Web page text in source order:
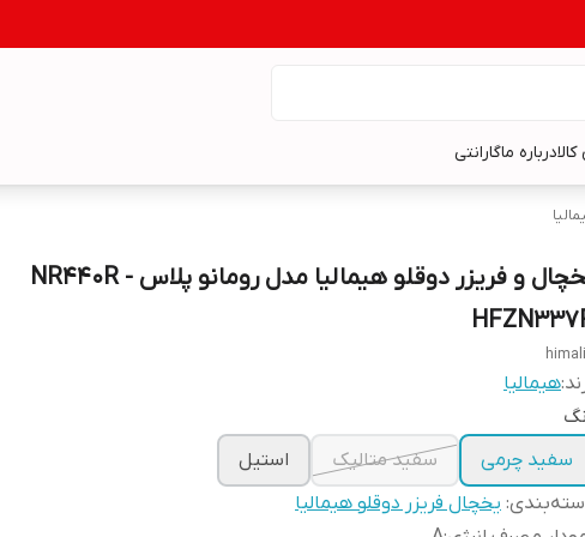
درباره ماگارانتی
یخچال و فریزر دوقلو هیمالیا مدل رومانو پلاس NR440R -
هیمالیا
سفید چرمی
سفید متالیک
استیل
: یخچال فریزر دوقلو هیمالیا